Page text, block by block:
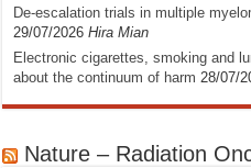
De-escalation trials in multiple
29/07/2026 Hira Mian
Electronic cigarettes, smoking and
about the continuum of harm 28/07/
Nature – Radiation